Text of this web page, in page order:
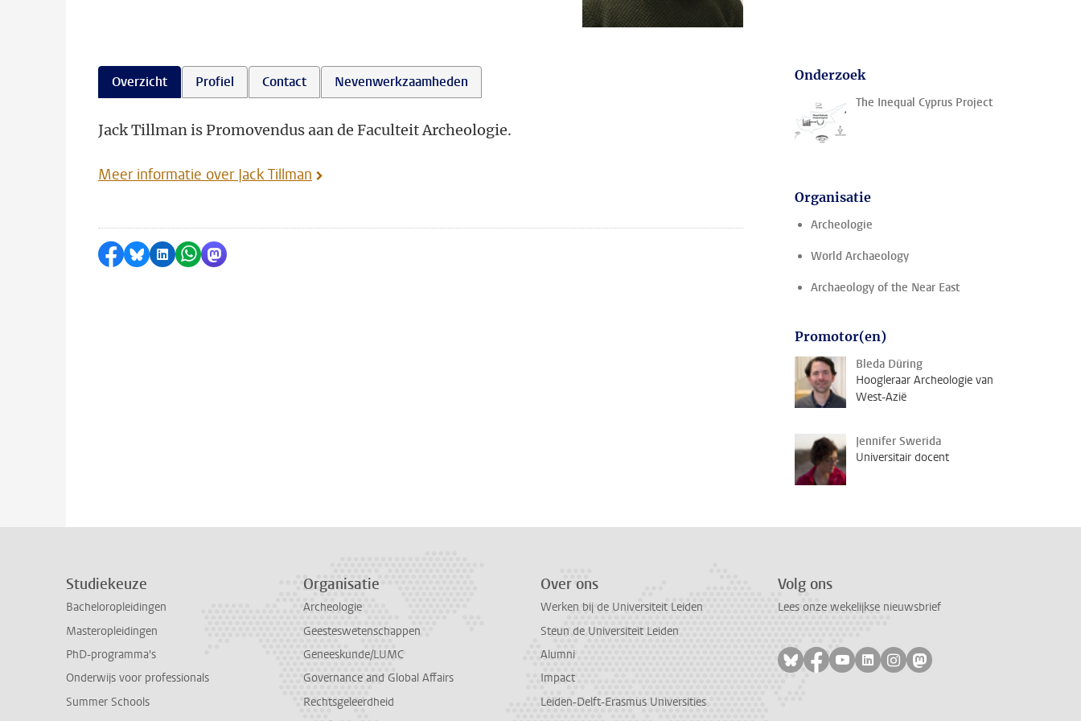
Overzicht Profiel Contact Nevenwerkzaamheden
Jack Tillman is Promovendus aan de Faculteit Archeologie.
Meer informatie over Jack Tillman
Delen op Facebook
Delen via Bluesky
Delen op LinkedIn
Delen via WhatsApp
Delen via Mastodon
Onderzoek
The Inequal Cyprus Project
Organisatie
Archeologie
World Archaeology
Archaeology of the Near East
Promotor(en)
Bleda Düring
Hoogleraar Archeologie van
West-Azië
Jennifer Swerida
Universitair docent
Studiekeuze
Bacheloropleidingen
Masteropleidingen
PhD-programma's
Onderwijs voor professionals
Summer Schools
Organisatie
Archeologie
Geesteswetenschappen
Geneeskunde/LUMC
Governance and Global Affairs
Rechtsgeleerdheid
Over ons
Werken bij de Universiteit Leiden
Steun de Universiteit Leiden
Alumni
Impact
Leiden-Delft-Erasmus Universities
Volg ons
Lees onze wekelijkse nieuwsbrief
Volg ons op bluesky
Volg ons op facebook
Volg ons op youtube
Volg ons op linkedin
Volg ons op instagram
Volg ons op mastodon